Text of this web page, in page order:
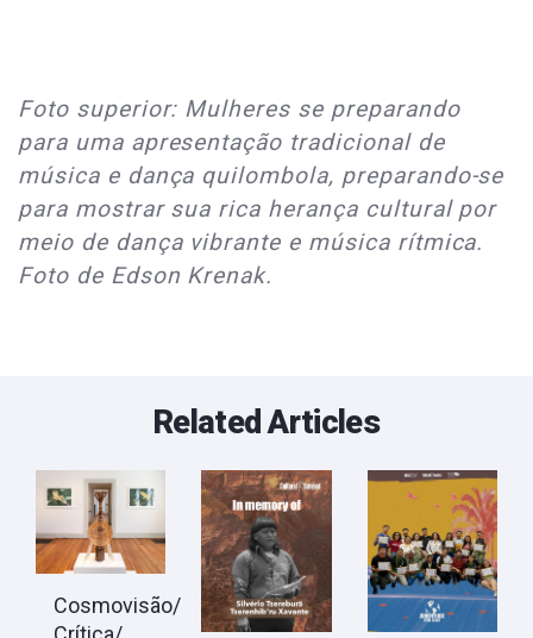
Foto superior: Mulheres se preparando
para uma apresentação tradicional de
música e dança quilombola, preparando-se
para mostrar sua rica herança cultural por
meio de dança vibrante e música rítmica.
Foto de Edson Krenak.
Related Articles
Cosmovisão/